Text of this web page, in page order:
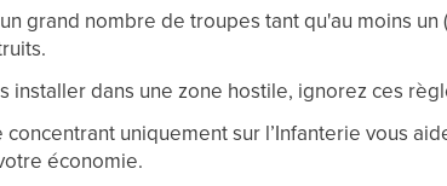
grand nombre de troupes tant qu'au moins
installer dans une zone hostile, ignorez ces
concentrant uniquement sur l’Infanterie vous
économie.